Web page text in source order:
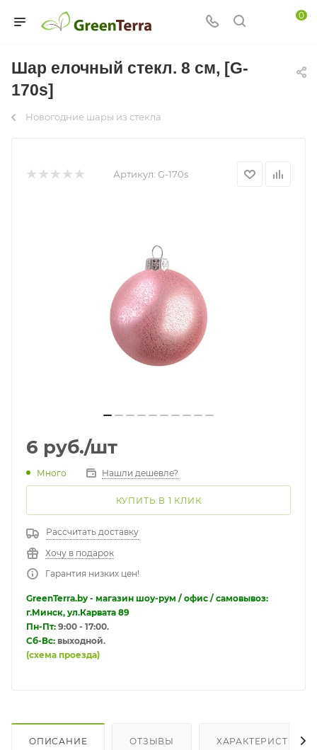
0
Шар елочный стекл. 8 см, [G-
170s]
Новогодние шары из стекла
Артикул: G-170s
6 руб./шт
Много Нашли дешевле?
КУПИТЬ В 1 КЛИК
Рассчитать доставку
Хочу в подарок
Гарантия низких цен!
GreenTerra.by - магазин шоу-рум / офис / самовывоз:
г.Минск, ул.Карвата 89
Пн-Пт: 9:00 - 17:00.
Сб-Вс: выходной.
(схема проезда)
ОПИСАНИЕ ОТЗЫВЫ ХАРАКТЕРИСТИКИ